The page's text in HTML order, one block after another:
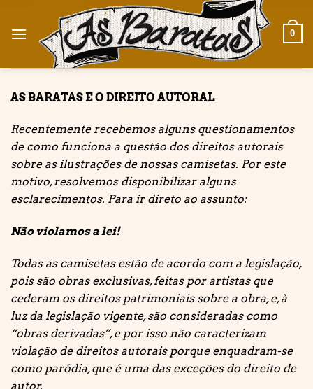
content
0
AS BARATAS E O DIREITO AUTORAL
Recentemente recebemos alguns questionamentos
de como funciona a questão dos direitos autorais
sobre as ilustrações de nossas camisetas. Por este
motivo, resolvemos disponibilizar alguns
esclarecimentos. Para ir direto ao assunto:
Não violamos a lei!
Todas as camisetas estão de acordo com a legislação,
pois são obras exclusivas, feitas por artistas que
cederam os direitos patrimoniais sobre a obra, e, à
luz da legislação vigente, são consideradas como
“obras derivadas”, e por isso não caracterizam
violação de direitos autorais porque enquadram-se
como paródia, que é uma das exceções do direito de
autor.